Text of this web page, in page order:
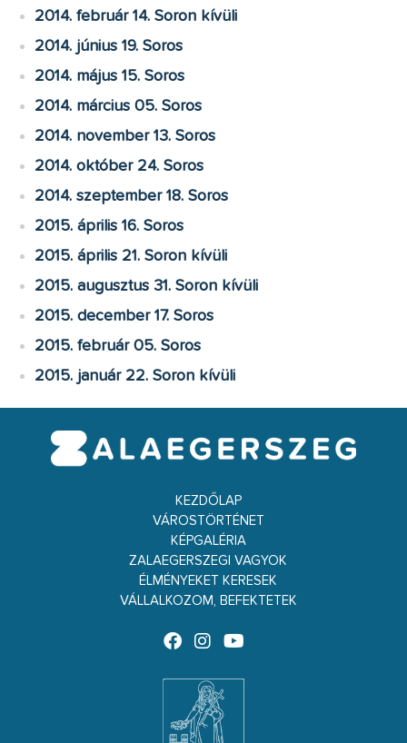
2014. február 14. Soron kívüli
2014. június 19. Soros
2014. május 15. Soros
2014. március 05. Soros
2014. november 13. Soros
2014. október 24. Soros
2014. szeptember 18. Soros
2015. április 16. Soros
2015. április 21. Soron kívüli
2015. augusztus 31. Soron kívüli
2015. december 17. Soros
2015. február 05. Soros
2015. január 22. Soron kívüli
KEZDŐLAP
VÁROSTÖRTÉNET
KÉPGALÉRIA
ZALAEGERSZEGI VAGYOK
ÉLMÉNYEKET KERESEK
VÁLLALKOZOM, BEFEKTETEK